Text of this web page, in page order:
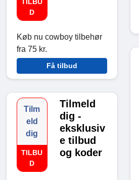
D
Køb nu cowboy tilbehør
fra 75 kr.
Få tilbud
Tilm
eld
dig
TILBU
D
Tilmeld
dig -
eksklusiv
e tilbud
og koder